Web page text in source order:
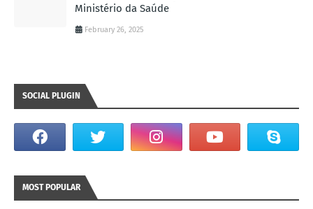
Ministério da Saúde
February 26, 2025
SOCIAL PLUGIN
MOST POPULAR